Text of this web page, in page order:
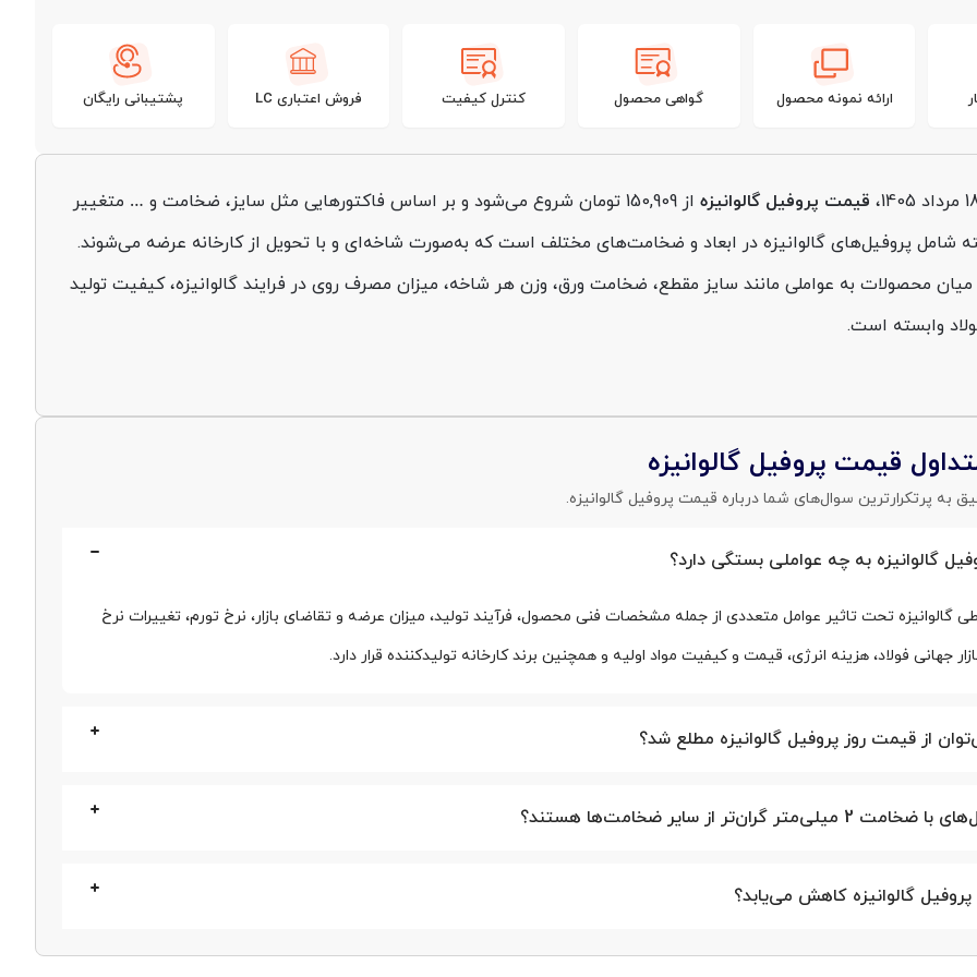
ارائه نمونه محصول گواهی محصول کنترل کیفیت فروش اعتباری LC پشتیبانی رایگان
قیمت پروفیل گالوانیزه
از 150,909 تومان شروع می‌شود و بر اساس فاکتورهایی مثل سایز، ضخامت و … متغییر
شامل پروفیل‌های گالوانیزه در ابعاد و ضخامت‌های مختلف است که به‌صورت شاخه‌ای و با تحویل از کارخانه عرضه می‌شوند.
محصولات به عواملی مانند سایز مقطع، ضخامت ورق، وزن هر شاخه، میزان مصرف روی در فرایند گالوانیزه، کیفیت تولید
وابسته است.
روز این محصول، یک گام اساسی برای برآورد هزینه‌های پروژه‌های ساختمانی و صنعتی است. همچنین، آگاهی از نرخ جاری
کمک می‌کند تا از پرداخت هزینه‌های گزاف و بالاتر از قیمت واقعی جلوگیری کنند. این امر به ویژه در بازارهایی با نوسانات
اهمیت بسزایی برخوردار است.
دوره‌ای و در فواصل زمانی گوناگون، خریداران می‌توانند روند تغییرات قیمت بازار را ارزیابی کرده و برای خرید در زمان
در این زمینه محسوب می‌شود.
قیمت پروفیل گالوانیزه
به پرتکرارترین سوال‌های شما درباره قیمت پروفیل گالوانیزه.
گالوانیزه به چه عواملی بستگی دارد؟
گالوانیزه تحت تاثیر عوامل متعددی از جمله مشخصات فنی محصول، فرآیند تولید، میزان عرضه و تقاضای بازار، نرخ تورم، تغییرات نرخ
جهانی فولاد، هزینه انرژی، قیمت و کیفیت مواد اولیه و همچنین برند کارخانه تولیدکننده قرار دارد.
از قیمت روز پروفیل گالوانیزه مطلع شد؟
گران‌تر از سایر ضخامت‌ها هستند؟
گالوانیزه کاهش می‌یابد؟